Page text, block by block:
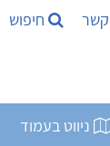
קשר חיפוש
ניווט בעמוד